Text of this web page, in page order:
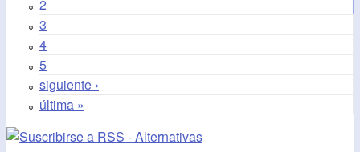
2
3
4
5
siguiente ›
última »